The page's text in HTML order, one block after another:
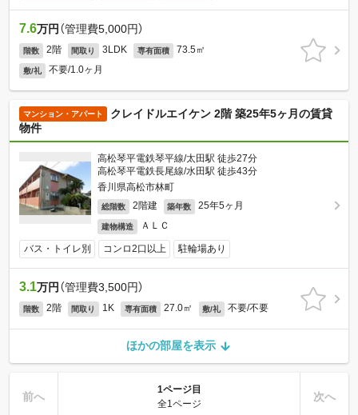
7.6万円 （管理費5,000円）
階数 2階 間取り 3LDK 専有面積 73.5㎡
敷/礼 不要/1.0ヶ月
マンション・アパート
クレイドルエイケン 2階 築25年5ヶ月の賃貸
物件
高松琴平電鉄琴平線/太田駅 徒歩27分
高松琴平電鉄長尾線/水田駅 徒歩43分
香川県高松市林町
総階数 2階建 築年数 25年5ヶ月
建物構造 ＡＬＣ
バス・トイレ別 コンロ2口以上 駐輪場あり
3.1万円 （管理費3,500円）
階数 2階 間取り 1K 専有面積 27.0㎡ 敷/礼 不要/不要
ほかの部屋を表示
前へ
1ページ目
全1ページ
次へ